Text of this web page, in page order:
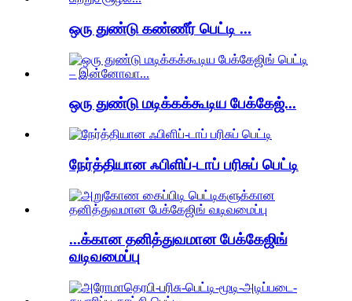
ஒரு துண்டு கண்ணீர் பெட்டி ...
ஒரு துண்டு மடிக்கக்கூடிய பேக்கேஜ்...
நேர்த்தியான ஃபிளிப்-டாப் பரிசுப் பெட்டி
...க்கான தனித்துவமான பேக்கேஜிங்
வடிவமைப்பு